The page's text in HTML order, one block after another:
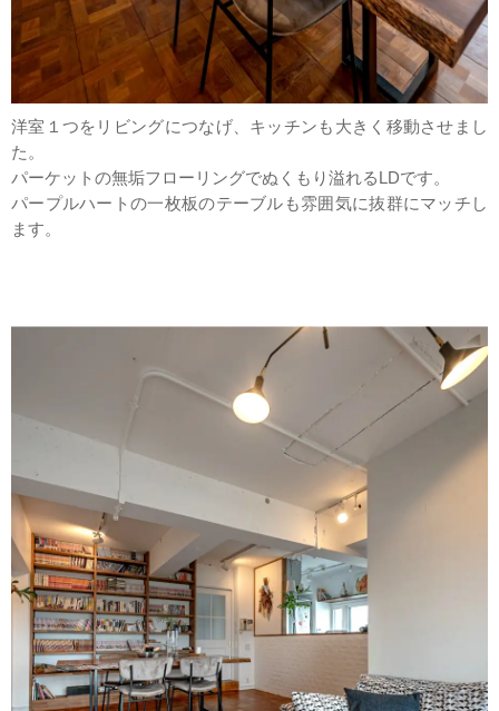
洋室１つをリビングにつなげ、キッチンも大きく移動させまし
た。
パーケットの無垢フローリングでぬくもり溢れるLDです。
パープルハートの一枚板のテーブルも雰囲気に抜群にマッチし
ます。